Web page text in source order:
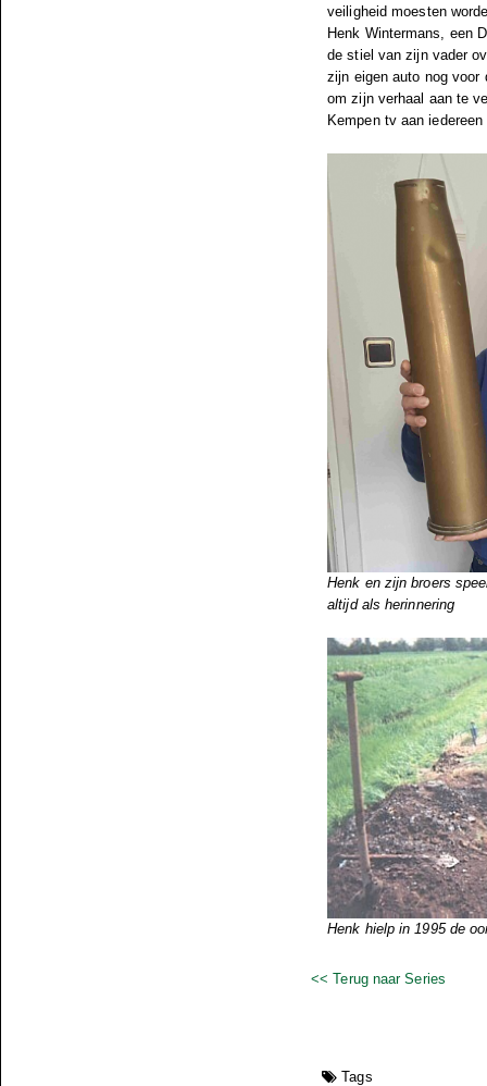
veiligheid moesten
Henk Wintermans, een
de stiel van zijn vader
zijn eigen auto nog voor
om zijn verhaal aan te
Kempen tv aan
Henk en zijn broers
altijd als herinnering
Henk hielp in 1995 de
<< Terug naar Series
Tags